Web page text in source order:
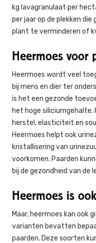
kg lavagranulaat per
per jaar op de plekken
plant te verminderen of
Heermoes voor
Heermoes wordt veel
bij mens en dier ter
is het een gezonde
het hoge siliciumgehalte.
herstel, elasticiteit en
Heermoes helpt ook
kristallisering van
voorkomen. Paarden
bij de gezondheid van de
Heermoes is
Maar, heermoes kan ook
varianten bevatten
paarden. Deze soorten